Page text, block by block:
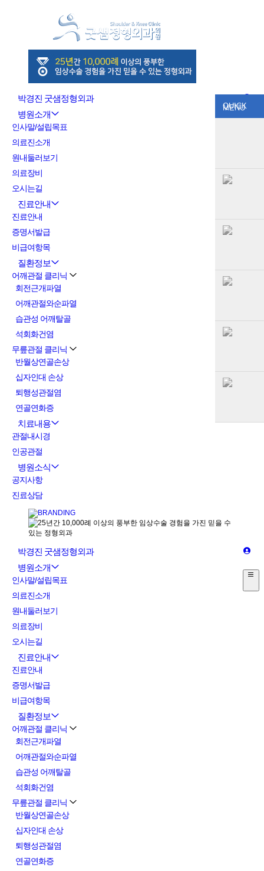
박경진 굿샘정형외과
병원소개
인사말/설립목표
의료진소개
원내둘러보기
의료장비
오시는길
진료안내
진료안내
증명서발급
비급여항목
질환정보
어깨관절 클리닉
회전근개파열
어깨관절와순파열
습관성 어깨탈골
석회화건염
무릎관절 클리닉
반월상연골손상
십자인대 손상
퇴행성관절염
연골연화증
치료내용
관절내시경
인공관절
병원소식
공지사항
진료상담
QUICK
MENU
박경진 굿샘정형외과
병원소개
인사말/설립목표
의료진소개
원내둘러보기
의료장비
오시는길
진료안내
진료안내
증명서발급
비급여항목
질환정보
어깨관절 클리닉
회전근개파열
어깨관절와순파열
습관성 어깨탈골
석회화건염
무릎관절 클리닉
반월상연골손상
십자인대 손상
퇴행성관절염
연골연화증